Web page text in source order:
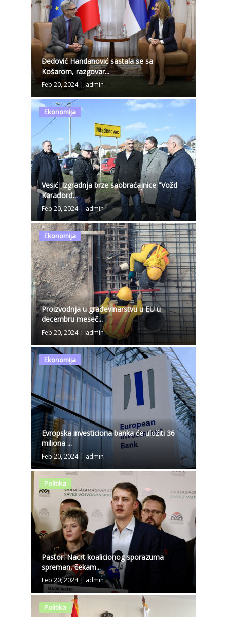
Đedović Handanović sastala se sa
Košarom, razgovar...
Feb 20, 2024 | admin
Ekonomija
Vesić: Izgradnja brze saobraćajnice "Vožd
Karađorđ...
Feb 20, 2024 | admin
Ekonomija
Proizvodnja u građevinarstvu u EU u
decembru meseč...
Feb 20, 2024 | admin
Ekonomija
Evropska investiciona banka će uložiti 36
miliona ...
Feb 20, 2024 | admin
Politika
Pastor: Nacrt koalicionog sporazuma
spreman, čekam...
Feb 20, 2024 | admin
Politika